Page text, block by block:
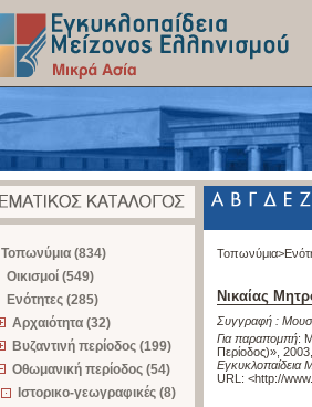
Τοπωνύμια (834)
Οικισμοί (549)
Ενότητες (285)
Αρχαιότητα (32)
Βυζαντινή περίοδος (199)
Οθωμανική περίοδος (54)
Ιστορικο-γεωγραφικές (8)
Τοπωνύμια>
Νικαίας
Συγγραφή :
Για παραπομπή:
Περίοδος)», 2003
Εγκυκλοπαίδεια
URL: <http://